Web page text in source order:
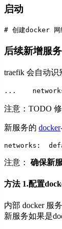
启动
# 创建docker
后续新增服务
traefik 会自动
...
注意：TODO
新服务的 docker
networks:
注意： 确保新
方法 1.配置
内部 docker 服
新服务如果是